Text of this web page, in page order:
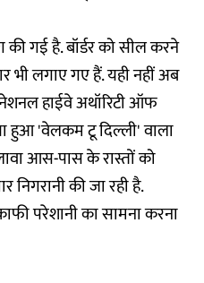
की गई है. बॉर्डर को सील करने
भी लगाए गए हैं. यही नहीं अब
नेशनल हाईवे अथॉरिटी ऑफ
हुआ 'वेलकम टू दिल्ली' वाला
आस-पास के रास्तों को
निगरानी की जा रही है.
परेशानी का सामना करना